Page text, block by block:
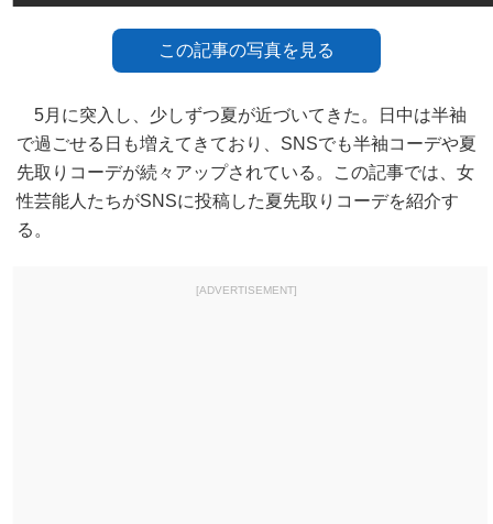
この記事の写真を見る
5月に突入し、少しずつ夏が近づいてきた。日中は半袖
で過ごせる日も増えてきており、SNSでも半袖コーデや夏
先取りコーデが続々アップされている。この記事では、女
性芸能人たちがSNSに投稿した夏先取りコーデを紹介す
る。
[ADVERTISEMENT]